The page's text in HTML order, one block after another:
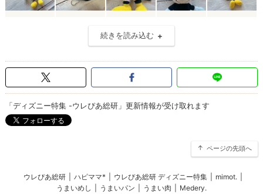
続きを読み込む
「ディズニー特集 -ウレぴあ総研」更新情報が受け取れます
ページの先頭へ
ウレぴあ総研 ハピママ* ウレぴあ総研 ディズニー特集 mimot.
うまいめし
うまいパン うまい肉 Medery.